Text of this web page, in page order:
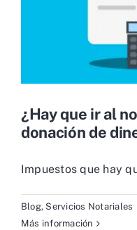
¿Hay que ir al
donación de
Impuestos que hay
Blog, Servicios Notariales
Más información